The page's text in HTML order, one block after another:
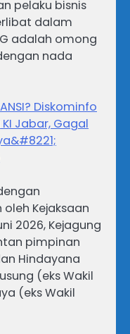
pelaku bisnis
dalam
adalah omong
nada
Diskominfo
Jabar, Gagal
Kejaksaan
2026, Kejagung
pimpinan
Hindayana
(eks Wakil
(eks Wakil